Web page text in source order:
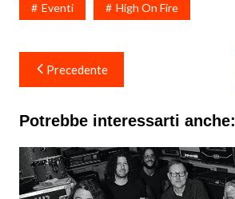
Eventi High On Fire
Navigazione
articoli
Precedente
Potrebbe interessarti anche: